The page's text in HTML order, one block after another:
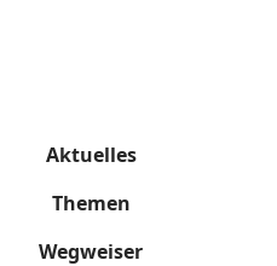
Aktuelles
Themen
Wegweiser